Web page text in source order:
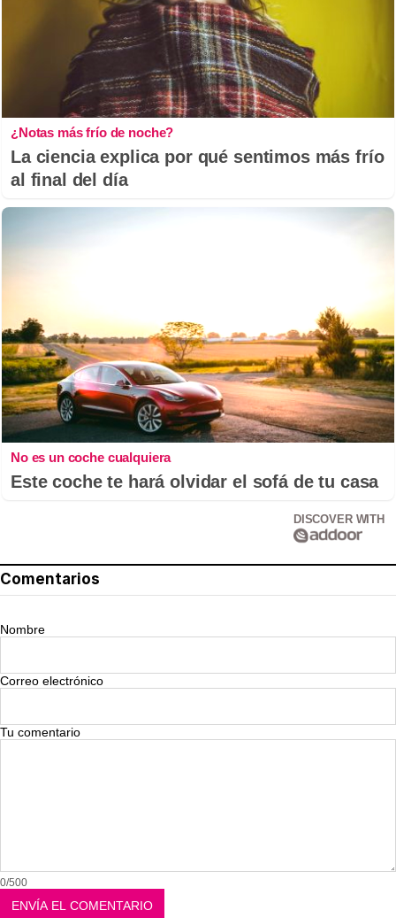
¿Notas más frío de noche?
La ciencia explica por qué sentimos más frío
al final del día
No es un coche cualquiera
Este coche te hará olvidar el sofá de tu casa
DISCOVER WITH
Comentarios
Nombre
Correo electrónico
Tu comentario
0/500